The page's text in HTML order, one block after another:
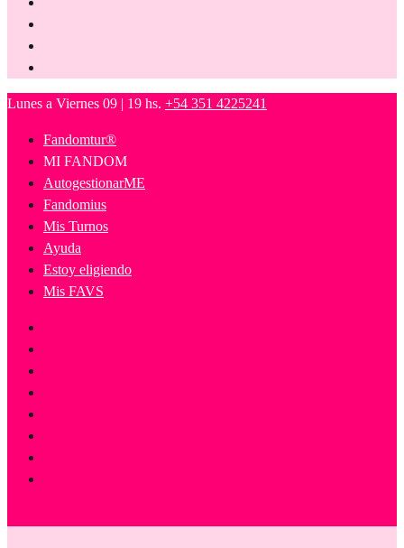
Lunes a Viernes 09 | 19 hs. +54 351 4225241
Fandomtur®
MI FANDOM
AutogestionarME
Fandomius
Mis Turnos
Ayuda
Estoy eligiendo
Mis FAVS